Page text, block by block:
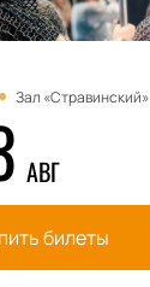
Зал «Стравинский»
АВГ
билеты